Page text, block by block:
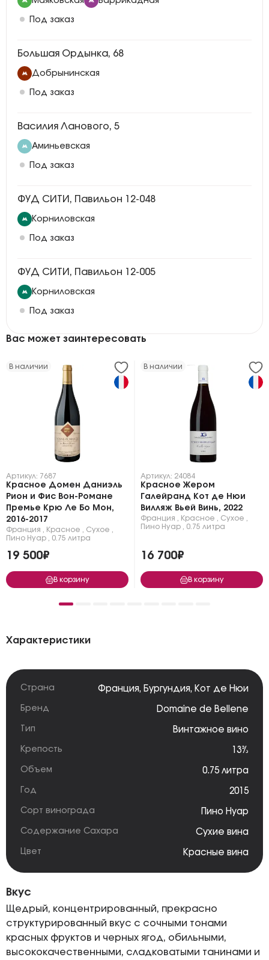
Под заказ
Большая Ордынка, 68
Добрынинская
Под заказ
Василия Ланового, 5
Аминьевская
Под заказ
ФУД СИТИ, Павильон 12-048
Корниловская
Под заказ
ФУД СИТИ, Павильон 12-005
Корниловская
Под заказ
Вас может заинтересовать
В наличии
Артикул: 7687
Красное Домен Даниэль
Рион и Фис Вон-Романе
Премье Крю Ле Бо Мон,
2016-2017
Франция Красное Сухое
Пино Нуар
0.75 литра
19 500₽
В корзину
В наличии
Артикул: 24084
Красное Жером
Галейранд Кот де Нюи
Вилляж Вьей Винь, 2022
Франция Красное Сухое
Пино Нуар
0.75 литра
16 700₽
В корзину
Характеристики
Страна Франция, Бургундия, Кот де Нюи
Бренд Domaine de Bellene
Тип Винтажное вино
Крепость 13%
Объем 0.75 литра
Год 2015
Сорт винограда Пино Нуар
Содержание Сахара Сухие вина
Цвет Красные вина
Вкус
Щедрый, концентрированный, прекрасно
структурированный вкус с сочными тонами
красных фруктов и черных ягод, обильными,
высококачественными, сладковатыми танинами и